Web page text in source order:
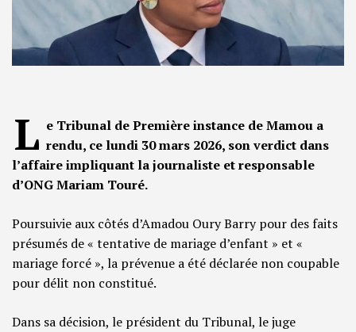
L e Tribunal de Première instance de Mamou a
rendu, ce lundi 30 mars 2026, son verdict dans
l’affaire impliquant la journaliste et responsable
d’ONG Mariam Touré.
Poursuivie aux côtés d’Amadou Oury Barry pour des faits
présumés de « tentative de mariage d’enfant » et «
mariage forcé », la prévenue a été déclarée non coupable
pour délit non constitué.
Dans sa décision, le président du Tribunal, le juge